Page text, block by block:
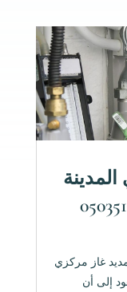
غاز مركزي
إلى أن